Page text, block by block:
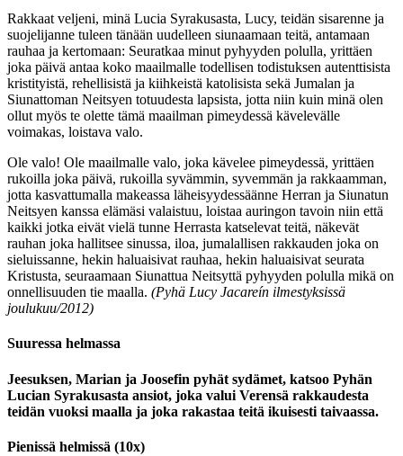
Rakkaat veljeni, minä Lucia Syrakusasta, Lucy, teidän sisarenne ja
suojelijanne tuleen tänään uudelleen siunaamaan teitä, antamaan
rauhaa ja kertomaan: Seuratkaa minut pyhyyden polulla, yrittäen
joka päivä antaa koko maailmalle todellisen todistuksen autenttisista
kristityistä, rehellisistä ja kiihkeistä katolisista sekä Jumalan ja
Siunattoman Neitsyen totuudesta lapsista, jotta niin kuin minä olen
ollut myös te olette tämä maailman pimeydessä kävelevälle
voimakas, loistava valo.
Ole valo! Ole maailmalle valo, joka kävelee pimeydessä, yrittäen
rukoilla joka päivä, rukoilla syvämmin, syvemmän ja rakkaamman,
jotta kasvattumalla makeassa läheisyydessäänne Herran ja Siunatun
Neitsyen kanssa elämäsi valaistuu, loistaa auringon tavoin niin että
kaikki jotka eivät vielä tunne Herrasta katselevat teitä, näkevät
rauhan joka hallitsee sinussa, iloa, jumalallisen rakkauden joka on
sieluissanne, hekin haluaisivat rauhaa, hekin haluaisivat seurata
Kristusta, seuraamaan Siunattua Neitsyttä pyhyyden polulla mikä on
onnellisuuden tie maalla. (Pyhä Lucy Jacareín ilmestyksissä
joulukuu/2012)
Suuressa helmassa
Jeesuksen, Marian ja Joosefin pyhät sydämet, katsoo Pyhän
Lucian Syrakusasta ansiot, joka valui Verensä rakkaudesta
teidän vuoksi maalla ja joka rakastaa teitä ikuisesti taivaassa.
Pienissä helmissä (10x)